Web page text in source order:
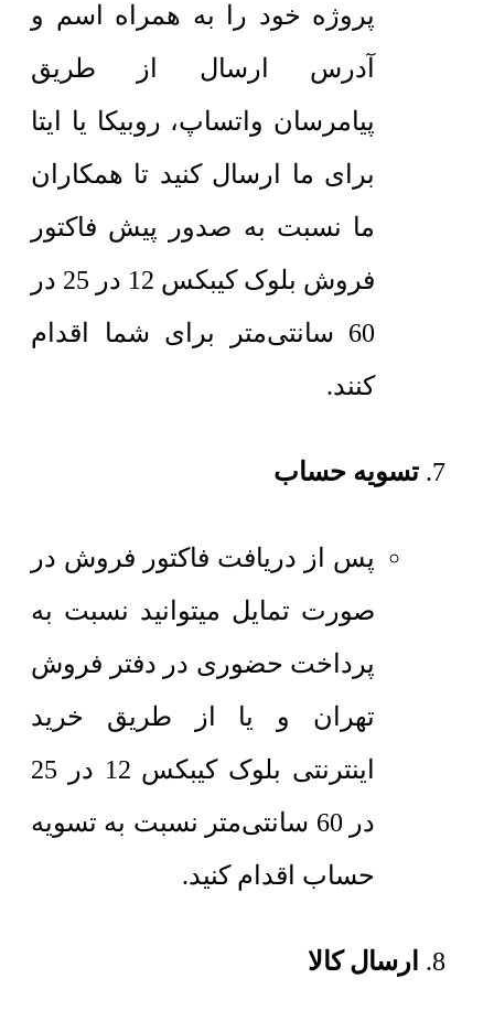
پروژه خود را به همراه اسم و
آدرس ارسال از طریق
پیامرسان واتساپ، روبیکا یا ایتا
برای ما ارسال کنید تا همکاران
ما نسبت به صدور پیش فاکتور
فروش بلوک کیبکس 12 در 25 در
60 سانتی‌متر برای شما اقدام
کنند.
تسویه حساب
پس از دریافت فاکتور فروش در
صورت تمایل میتوانید نسبت به
پرداخت حضوری در دفتر فروش
تهران و یا از طریق خرید
اینترنتی بلوک کیبکس 12 در 25
در 60 سانتی‌متر نسبت به تسویه
حساب اقدام کنید.
ارسال کالا